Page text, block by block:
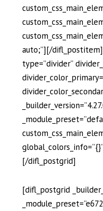
auto;”][/
type=”divider”
[/difl_postgrid]
[difl_postgrid